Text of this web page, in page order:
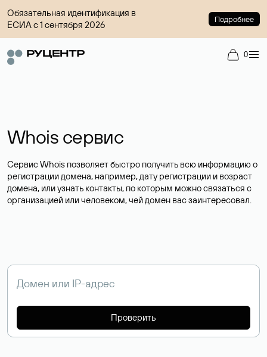
Обязательная идентификация в
ЕСИА с 1 сентября 2026
Подробнее
0
Whois сервис
Сервис Whois позволяет быстро получить всю информацию о
регистрации домена, например, дату регистрации и возраст
домена, или узнать контакты, по которым можно связаться с
организацией или человеком, чей домен вас заинтересовал.
Проверить